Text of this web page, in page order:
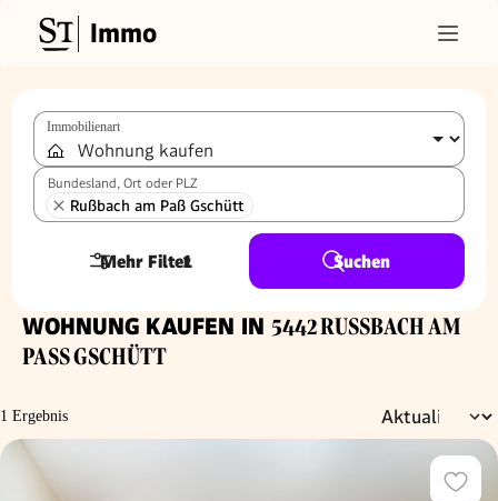
Immo
Immobilienart
Bundesland, Ort oder PLZ
Rußbach am Paß Gschütt
Mehr Filter
1 Suchen
WOHNUNG KAUFEN IN 5442 RUSSBACH AM P
ASS GSCHÜTT
1 Ergebnis